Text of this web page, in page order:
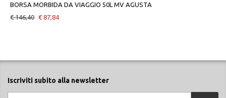
BORSA MORBIDA DA VIAGGIO 50L MV AGUSTA
€ 146,40 € 87,84
Iscriviti subito alla newsletter